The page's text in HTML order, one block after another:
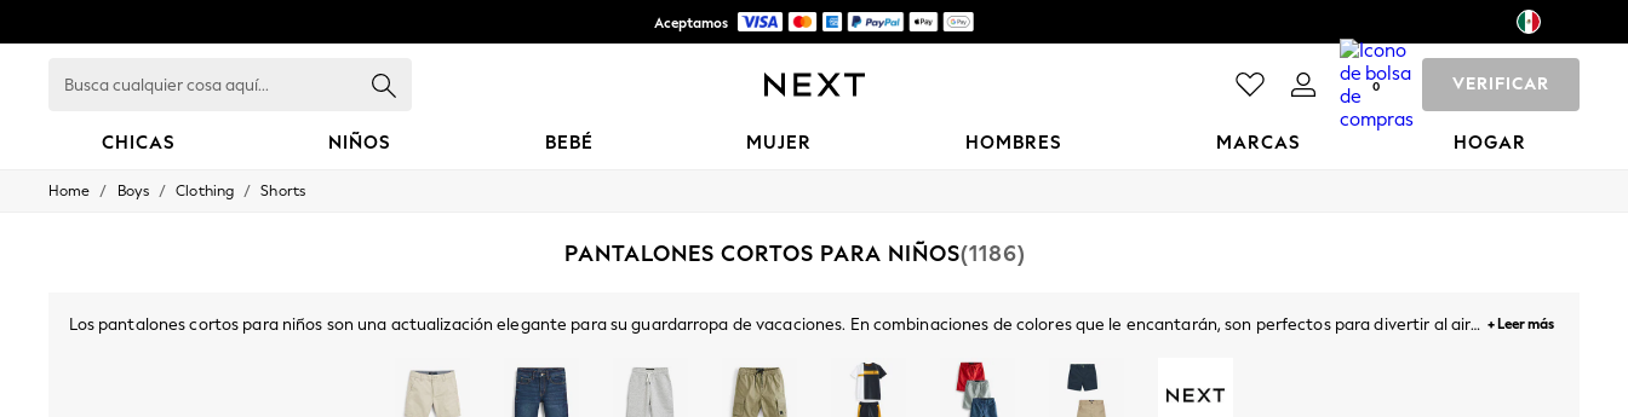
Aceptamos
cualquier
0 VERIFICAR
CHICAS NIÑOS BEBÉ MUJER HOMBRES MARCAS HOGAR
GIRLS
Toy Story
Summer Dresses
Home / Boys / Clothing / Shorts
PANTALONES CORTOS PARA NIÑOS(1186)
Los pantalones cortos para niños son una actualización elegante para su guardarropa de vacaciones. En combinaciones de colores que le encantarán, son perfectos para divertir al aire
versátil ideal.
+ Leer más